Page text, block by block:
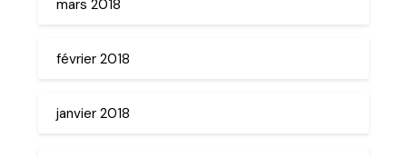
mars 2018
février 2018
janvier 2018